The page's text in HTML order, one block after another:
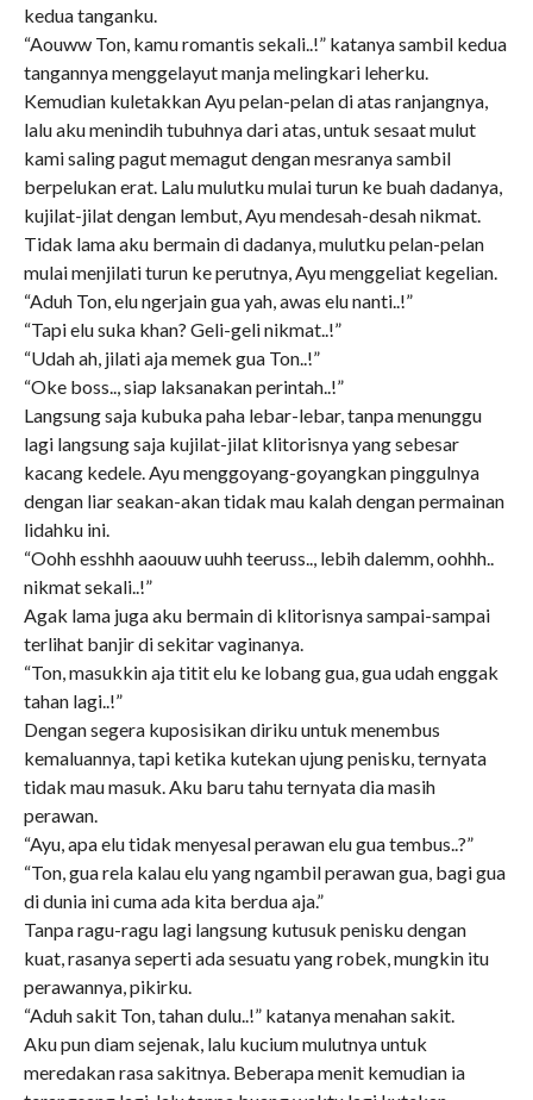
kedua tanganku.
“Aouww Ton, kamu romantis sekali..!” katanya sambil kedua
tangannya menggelayut manja melingkari leherku.
Kemudian kuletakkan Ayu pelan-pelan di atas ranjangnya,
lalu aku menindih tubuhnya dari atas, untuk sesaat mulut
kami saling pagut memagut dengan mesranya sambil
berpelukan erat. Lalu mulutku mulai turun ke buah dadanya,
kujilat-jilat dengan lembut, Ayu mendesah-desah nikmat.
Tidak lama aku bermain di dadanya, mulutku pelan-pelan
mulai menjilati turun ke perutnya, Ayu menggeliat kegelian.
“Aduh Ton, elu ngerjain gua yah, awas elu nanti..!”
“Tapi elu suka khan? Geli-geli nikmat..!”
“Udah ah, jilati aja memek gua Ton..!”
“Oke boss.., siap laksanakan perintah..!”
Langsung saja kubuka paha lebar-lebar, tanpa menunggu
lagi langsung saja kujilat-jilat klitorisnya yang sebesar
kacang kedele. Ayu menggoyang-goyangkan pinggulnya
dengan liar seakan-akan tidak mau kalah dengan permainan
lidahku ini.
“Oohh esshhh aaouuw uuhh teeruss.., lebih dalemm, oohhh..
nikmat sekali..!”
Agak lama juga aku bermain di klitorisnya sampai-sampai
terlihat banjir di sekitar vaginanya.
“Ton, masukkin aja titit elu ke lobang gua, gua udah enggak
tahan lagi..!”
Dengan segera kuposisikan diriku untuk menembus
kemaluannya, tapi ketika kutekan ujung penisku, ternyata
tidak mau masuk. Aku baru tahu ternyata dia masih
perawan.
“Ayu, apa elu tidak menyesal perawan elu gua tembus..?”
“Ton, gua rela kalau elu yang ngambil perawan gua, bagi gua
di dunia ini cuma ada kita berdua aja.”
Tanpa ragu-ragu lagi langsung kutusuk penisku dengan
kuat, rasanya seperti ada sesuatu yang robek, mungkin itu
perawannya, pikirku.
“Aduh sakit Ton, tahan dulu..!” katanya menahan sakit.
Aku pun diam sejenak, lalu kucium mulutnya untuk
meredakan rasa sakitnya. Beberapa menit kemudian ia